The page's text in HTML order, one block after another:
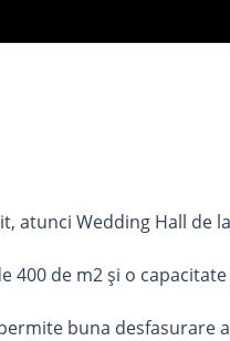
atunci Wedding Hall de
de m2 şi o
buna desfasurare